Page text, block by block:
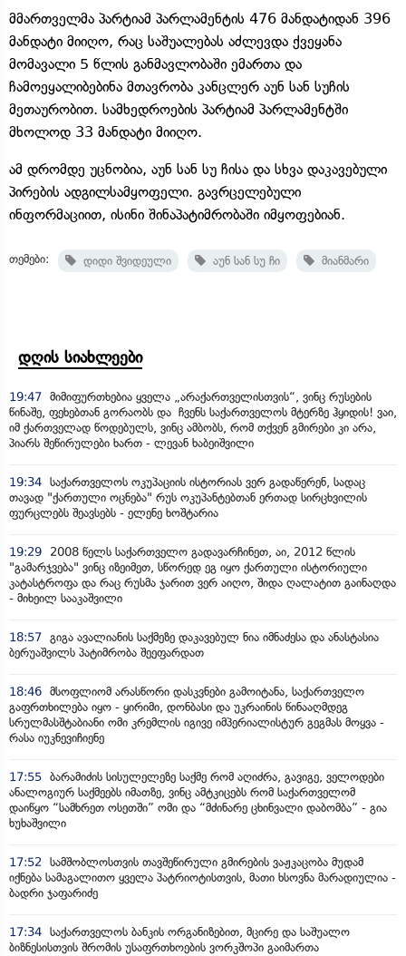
მმართველმა პარტიამ პარლამენტის 476 მანდატიდან 396
მანდატი მიიღო, რაც საშუალებას აძლევდა ქვეყანა
მომავალი 5 წლის განმავლობაში ემართა და
ჩამოეყალიბებინა მთავრობა კანცლერ აუნ სან სუჩის
მეთაურობით. სამხედროების პარტიამ პარლამენტში
მხოლოდ 33 მანდატი მიიღო.
ამ დრომდე უცნობია, აუნ სან სუ ჩისა და სხვა დაკავებული
პირების ადგილსამყოფელი. გავრცელებული
ინფორმაციით, ისინი შინაპატიმრობაში იმყოფებიან.
თემები: დიდი შვიდეული აუნ სან სუ ჩი მიანმარი
დღის სიახლეები
19:47 მიმიფურთხებია ყველა „არაქართველისთვის“, ვინც რუსების
წინაშე, ფეხებთან გორაობს და ჩვენს საქართველოს მტერზე ჰყიდის! ვაი,
იმ ქართველად წოდებულს, ვინც ამბობს, რომ თქვენ გმირები კი არა,
პიარს შეწირულები ხართ - ლევან ხაბეიშვილი
19:34 საქართველოს ოკუპაციის ისტორიას ვერ გადაწერენ, სადაც
თავად "ქართული ოცნება" რუს ოკუპანტებთან ერთად სირცხვილის
ფურცლებს შეავსებს - ელენე ხოშტარია
19:29
2008 წელს საქართველო გადავარჩინეთ, აი, 2012 წლის
"გამარჯვება" ვინც იზეიმეთ, სწორედ ეგ იყო ქართული ისტორიული
კატასტროფა და რაც რუსმა ჯარით ვერ აიღო, შიდა ღალატით გაინაღდა
- მიხეილ სააკაშვილი
18:57 გიგა ავალიანის საქმეზე დაკავებულ ნია იმნაძესა და ანასტასია
ბერუაშვილს პატიმრობა შეეფარდათ
18:46 მსოფლიომ არასწორი დასკვნები გამოიტანა, საქართველო
გაფრთხილება იყო - ყირიმი, დონბასი და უკრაინის წინააღმდეგ
სრულმასშტაბიანი ომი კრემლის იგივე იმპერიალისტურ გეგმას მოყვა -
რასა იუკნევიჩიენე
17:55 ბარამიძის სისულელეზე საქმე რომ აღიძრა, გავიგე, ველოდები
ანალოგიურ საქმეებს იმათზე, ვინც ამტკიცებს რომ საქართველომ
დაიწყო “სამხრეთ ოსეთში” ომი და “მძინარე ცხინვალი დაბომბა” - გია
ხუხაშვილი
17:52
სამშობლოსთვის თავშეწირული გმირების ვაჟკაცობა მუდამ
იქნება სამაგალითო ყველა პატრიოტისთვის, მათი ხსოვნა მარადიულია -
ბადრი ჯაფარიძე
17:34 საქართველოს ბანკის ორგანიზებით, მცირე და საშუალო
ბიზნესისთვის შრომის უსაფრთხოების ვორკშოპი გაიმართა